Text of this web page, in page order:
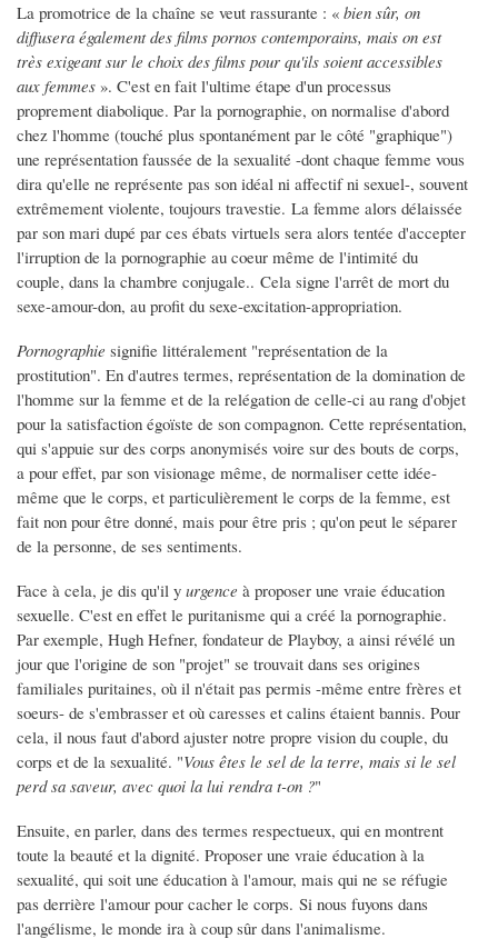
La promotrice de la chaîne se veut rassurante : « bien sûr, on
diffusera également des films pornos contemporains, mais on est
très exigeant sur le choix des films pour qu'ils soient accessibles
aux femmes ». C'est en fait l'ultime étape d'un processus
proprement diabolique. Par la pornographie, on normalise d'abord
chez l'homme (touché plus spontanément par le côté "graphique")
une représentation faussée de la sexualité -dont chaque femme vous
dira qu'elle ne représente pas son idéal ni affectif ni sexuel-, souvent
extrêmement violente, toujours travestie. La femme alors délaissée
par son mari dupé par ces ébats virtuels sera alors tentée d'accepter
l'irruption de la pornographie au coeur même de l'intimité du
couple, dans la chambre conjugale.. Cela signe l'arrêt de mort du
sexe-amour-don, au profit du sexe-excitation-appropriation.
Pornographie signifie littéralement "représentation de la
prostitution". En d'autres termes, représentation de la domination de
l'homme sur la femme et de la relégation de celle-ci au rang d'objet
pour la satisfaction égoïste de son compagnon. Cette représentation,
qui s'appuie sur des corps anonymisés voire sur des bouts de corps,
a pour effet, par son visionage même, de normaliser cette idée-
même que le corps, et particulièrement le corps de la femme, est
fait non pour être donné, mais pour être pris ; qu'on peut le séparer
de la personne, de ses sentiments.
Face à cela, je dis qu'il y urgence à proposer une vraie éducation
sexuelle. C'est en effet le puritanisme qui a créé la pornographie.
Par exemple, Hugh Hefner, fondateur de Playboy, a ainsi révélé un
jour que l'origine de son "projet" se trouvait dans ses origines
familiales puritaines, où il n'était pas permis -même entre frères et
soeurs- de s'embrasser et où caresses et calins étaient bannis. Pour
cela, il nous faut d'abord ajuster notre propre vision du couple, du
corps et de la sexualité. "Vous êtes le sel de la terre, mais si le sel
perd sa saveur, avec quoi la lui rendra t-on ?"
Ensuite, en parler, dans des termes respectueux, qui en montrent
toute la beauté et la dignité. Proposer une vraie éducation à la
sexualité, qui soit une éducation à l'amour, mais qui ne se réfugie
pas derrière l'amour pour cacher le corps. Si nous fuyons dans
l'angélisme, le monde ira à coup sûr dans l'animalisme.